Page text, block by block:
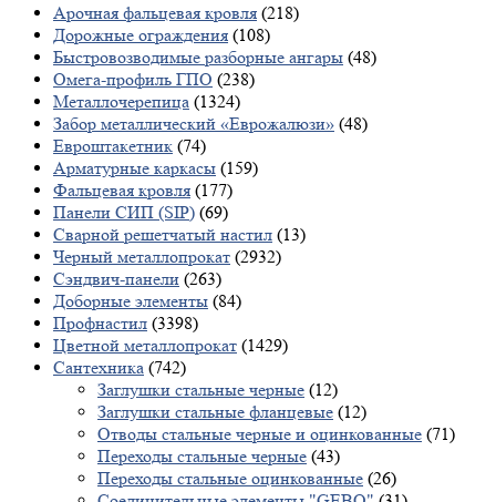
Арочная фальцевая кровля (218)
Дорожные ограждения (108)
Быстровозводимые разборные ангары (48)
Омега-профиль ГПО (238)
Металлочерепица (1324)
Забор металлический «Еврожалюзи» (48)
Евроштакетник (74)
Арматурные каркасы (159)
Фальцевая кровля (177)
Панели СИП (SIP) (69)
Сварной решетчатый настил (13)
Черный металлопрокат (2932)
Сэндвич-панели (263)
Доборные элементы (84)
Профнастил (3398)
Цветной металлопрокат (1429)
Сантехника (742)
Заглушки стальные черные (12)
Заглушки стальные фланцевые (12)
Отводы стальные черные и оцинкованные (71)
Переходы стальные черные (43)
Переходы стальные оцинкованные (26)